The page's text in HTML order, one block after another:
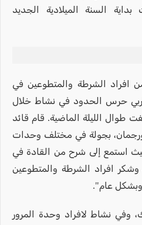
بداية السنة الميلادية الجديد
افراد الشرطة والمتطوعين في
حرس الحدود في نشاط خلال
طوال الليلة الماضية. قام قائد
بجولة في مختلف وحدات
استمع إلى شرح من القادة في
افراد الشرطة والمتطوعين
عام".
وفي نشاط لافراد وحدة المرور